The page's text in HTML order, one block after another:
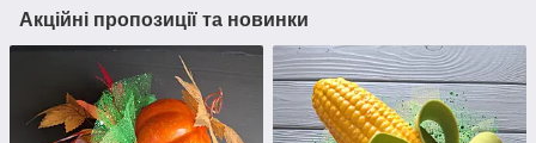
Акційні пропозиції та новинки